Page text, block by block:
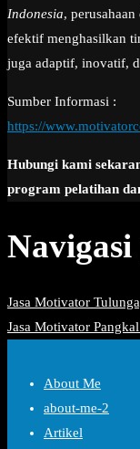
Indonesia,
efektif menghasilkan
juga adaptif, inovatif,
Sumber Informasi :
https://
Hubungi kami
program pelatihan
Navigasi
Jasa Motivator
Jasa Motivator
About Me
about-me-2
Artikel